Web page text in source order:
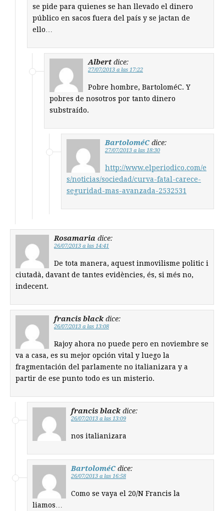
se pide para quienes se han llevado el dinero
público en sacos fuera del país y se jactan de
ello…
Albert dice:
27/07/2013 a las 17:22
Pobre hombre, BartoloméC. Y
pobres de nosotros por tanto dinero
substraído.
BartoloméC dice:
27/07/2013 a las 18:30
http://www.elperiodico.com/e
s/noticias/sociedad/curva-fatal-carece-
seguridad-mas-avanzada-2532531
Rosamaria dice:
26/07/2013 a las 14:41
De tota manera, aquest inmovilisme politic i
ciutadà, davant de tantes evidències, és, si més no,
indecent.
francis black dice:
26/07/2013 a las 13:08
Rajoy ahora no puede pero en noviembre se
va a casa, es su mejor opción vital y luego la
fragmentación del parlamente no italianizara y a
partir de ese punto todo es un misterio.
francis black dice:
26/07/2013 a las 13:09
nos italianizara
BartoloméC dice:
26/07/2013 a las 16:58
Como se vaya el 20/N Francis la
liamos…